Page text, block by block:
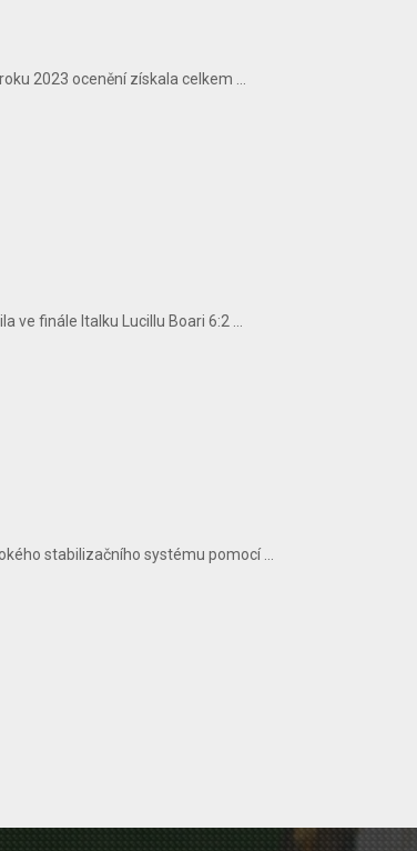
2023 ocenění získala celkem ...
finále Italku Lucillu Boari 6:2 ...
stabilizačního systému pomocí ...